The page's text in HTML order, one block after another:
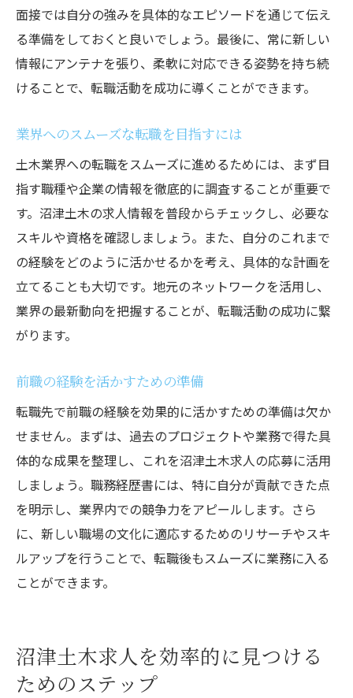
面接では自分の強みを具体的なエピソードを通じて伝え
る準備をしておくと良いでしょう。最後に、常に新しい
情報にアンテナを張り、柔軟に対応できる姿勢を持ち続
けることで、転職活動を成功に導くことができます。
業界へのスムーズな転職を目指すには
土木業界への転職をスムーズに進めるためには、まず目
指す職種や企業の情報を徹底的に調査することが重要で
す。沼津土木の求人情報を普段からチェックし、必要な
スキルや資格を確認しましょう。また、自分のこれまで
の経験をどのように活かせるかを考え、具体的な計画を
立てることも大切です。地元のネットワークを活用し、
業界の最新動向を把握することが、転職活動の成功に繋
がります。
前職の経験を活かすための準備
転職先で前職の経験を効果的に活かすための準備は欠か
せません。まずは、過去のプロジェクトや業務で得た具
体的な成果を整理し、これを沼津土木求人の応募に活用
しましょう。職務経歴書には、特に自分が貢献できた点
を明示し、業界内での競争力をアピールします。さら
に、新しい職場の文化に適応するためのリサーチやスキ
ルアップを行うことで、転職後もスムーズに業務に入る
ことができます。
沼津土木求人を効率的に見つける
ためのステップ